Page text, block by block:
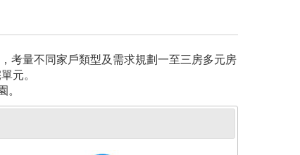
考量不同家戶類型及需求規劃一至三房多元房
元。
。